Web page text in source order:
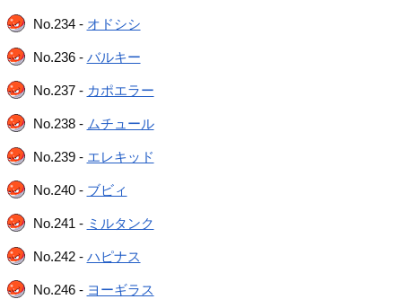
No.234 - オドシシ
No.236 - バルキー
No.237 - カポエラー
No.238 - ムチュール
No.239 - エレキッド
No.240 - ブビィ
No.241 - ミルタンク
No.242 - ハピナス
No.246 - ヨーギラス